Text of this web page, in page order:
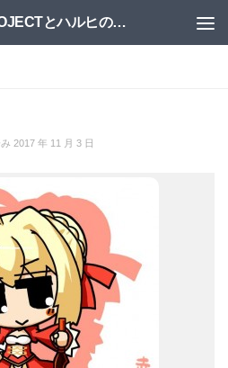
すてらーしぇる｜東方PROJECTとハルヒの二次創作サイト
2017 年 11 月 3 日